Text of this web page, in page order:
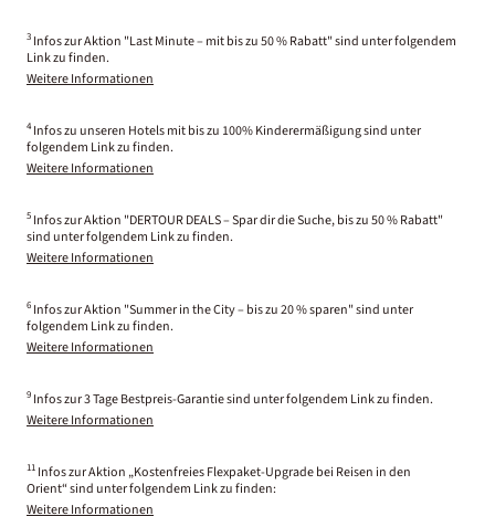
3 Infos zur Aktion "Last Minute – mit bis zu 50 % Rabatt" sind unter folgendem
Link zu finden.
Weitere Informationen
4 Infos zu unseren Hotels mit bis zu 100% Kinderermäßigung sind unter
folgendem Link zu finden.
Weitere Informationen
5 Infos zur Aktion "DERTOUR DEALS – Spar dir die Suche, bis zu 50 % Rabatt"
sind unter folgendem Link zu finden.
Weitere Informationen
6 Infos zur Aktion "Summer in the City – bis zu 20 % sparen" sind unter
folgendem Link zu finden.
Weitere Informationen
9 Infos zur 3 Tage Bestpreis-Garantie sind unter folgendem Link zu finden.
Weitere Informationen
11 Infos zur Aktion „Kostenfreies Flexpaket-Upgrade bei Reisen in den
Orient“ sind unter folgendem Link zu finden:
Weitere Informationen